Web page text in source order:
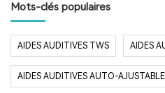
Mots-clés populaires
AIDES AUDITIVES TWS AIDES
AIDES AUDITIVES AUTO-